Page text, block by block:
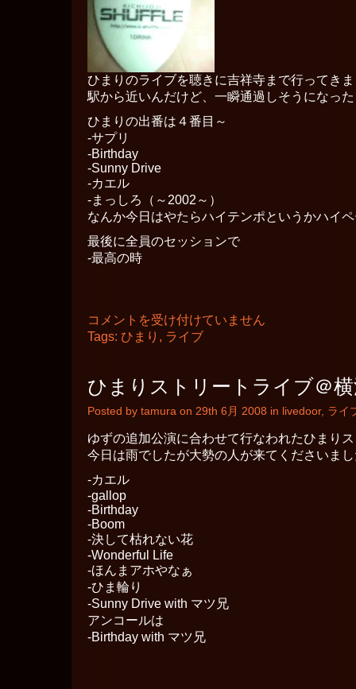
ひまりのライブを聴きに吉祥寺まで行ってき
駅から近いんだけど、一瞬通過しそうになっ
ひまりの出番は４番目～
-サプリ
-Birthday
-Sunny Drive
-カエル
-まっしろ（～2002～）
なんか今日はやたらハイテンポというかハイ
最後に全員のセッションで
-最高の時
ひ
ま
祥
寺
SHUFFLE
コメントを受け付けていません
Tags: ひまり , ライブ
ひまりストリートライブ＠
Posted by tamura on 29th 6月 2008 in livedoor, ライ
ゆずの追加公演に合わせて行なわれたひまり
今日は雨でしたが大勢の人が来てくださいま
-カエル
-gallop
-Birthday
-Boom
-決して枯れない花
-Wonderful Life
-ほんまアホやなぁ
-ひま輪り
-Sunny Drive with マツ兄
アンコールは
-Birthday with マツ兄